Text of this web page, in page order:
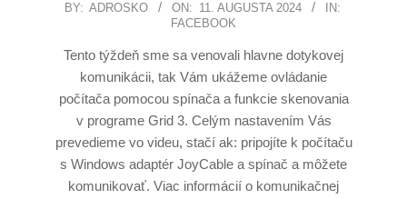
BY: ADROSKO ON: 11. AUGUSTA 2024
IN:
FACEBOOK
Tento týždeň sme sa venovali hlavne dotykovej
komunikácii, tak Vám ukážeme ovládanie
počítača pomocou spínača a funkcie skenovania
v programe Grid 3. Celým nastavením Vás
prevedieme vo videu, stačí ak: pripojíte k počítaču
s Windows adaptér JoyCable a spínač a môžete
komunikovať. Viac informácií o komunikačnej